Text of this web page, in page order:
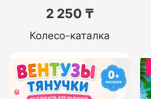
2 250 ₸
Колесо-каталка